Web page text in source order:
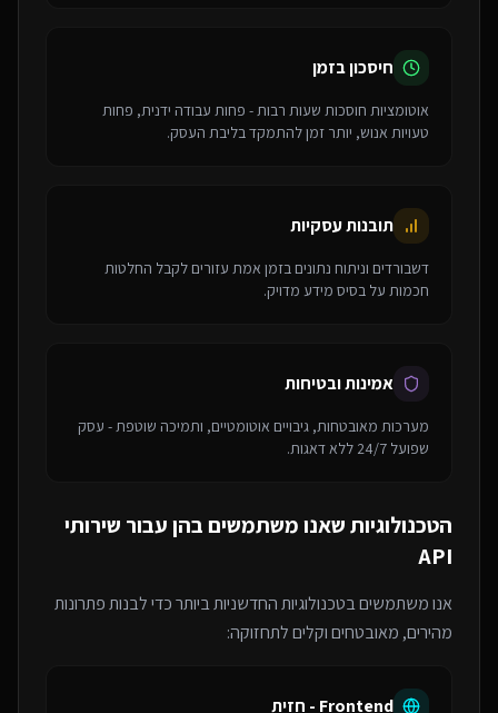
חיסכון בזמן
אוטומציות חוסכות שעות רבות - פחות עבודה ידנית, פחות
טעויות אנוש, יותר זמן להתמקד בליבת העסק.
תובנות עסקיות
דשבורדים וניתוח נתונים בזמן אמת עזורים לקבל החלטות
חכמות על בסיס מידע מדויק.
אמינות ובטיחות
מערכות מאובטחות, גיבויים אוטומטיים, ותמיכה שוטפת - עסק
שפועל 24/7 ללא דאגות.
הטכנולוגיות שאנו משתמשים בהן עבור שירותי
API
אנו משתמשים בטכנולוגיות החדשניות ביותר כדי לבנות פתרונות
מהירים, מאובטחים וקלים לתחזוקה:
Frontend - חזית